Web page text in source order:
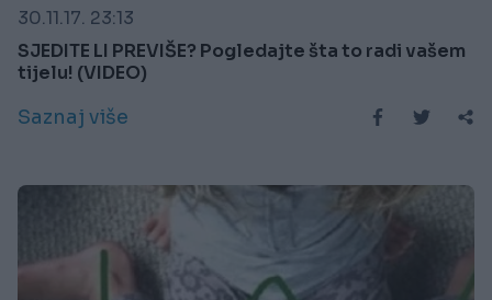
30.11.17. 23:13
SJEDITE LI PREVIŠE? Pogledajte šta to radi vašem
tijelu! (VIDEO)
Saznaj više